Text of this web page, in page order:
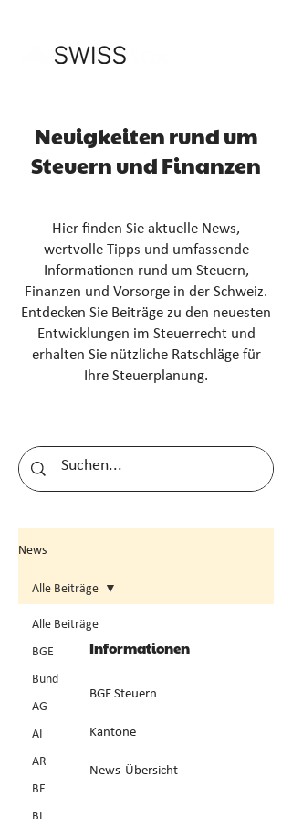
Neuigkeiten rund um
Steuern und Finanzen
Hier finden Sie aktuelle News,
wertvolle Tipps und umfassende
Informationen rund um Steuern,
Finanzen und Vorsorge in der Schweiz.
Entdecken Sie Beiträge zu den neuesten
Entwicklungen im Steuerrecht und
erhalten Sie nützliche Ratschläge für
Ihre Steuerplanung.
News
Alle Beiträge
BGE
Bund
AG
AI
AR
BE
Alle Beiträge
Informationen
BGE Steuern
Kantone
News-Übersicht